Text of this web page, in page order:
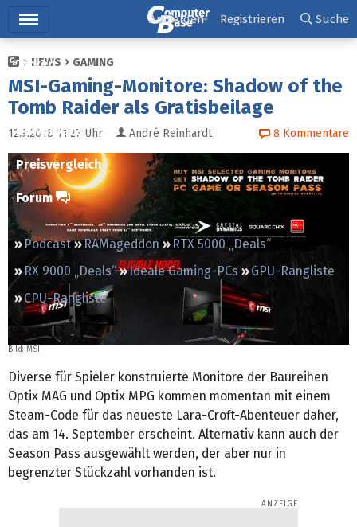
Ticker
Tests
Downloads
Preisvergleich
Forum
Podcast RAMageddon
RTX 5000 „Deals“
RX 9000 „Deals“
Ideale Gaming-PCs
GPU-Rangliste
CPU-Rangliste
Anmelden Registrieren Suche
NEWS GAMING
MSI-Gaming-Monitore: Shadow of the
Tomb Raider als Gratisbeilage
12.9.2018 11:27 Uhr André Reinhardt 8 Kommentare
Bild: MSI
Diverse für Spieler konstruierte Monitore der Baureihen
Optix MAG und Optix MPG kommen momentan mit einem
Steam-Code für das neueste Lara-Croft-Abenteuer daher,
das am 14. September erscheint. Alternativ kann auch der
Season Pass ausgewählt werden, der aber nur in
begrenzter Stückzahl vorhanden ist.